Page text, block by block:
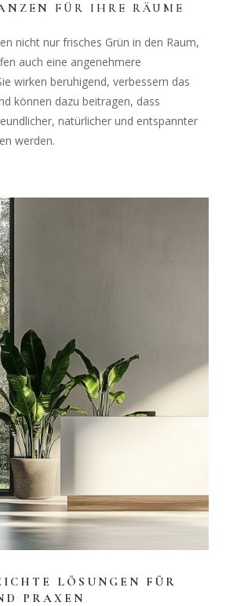
FÜR IHRE RÄUME
nicht nur frisches Grün in den Raum,
auch eine angenehmere
wirken beruhigend, verbessern das
können dazu beitragen, dass
natürlicher und entspannter
werden.
LÖSUNGEN FÜR
PRAXEN